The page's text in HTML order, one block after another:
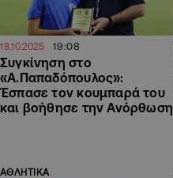
18.10.2025 19:08
Συγκίνηση στο
«Α.Παπαδόπουλος»:
Έσπασε τον κουμπαρά του
και βοήθησε την Ανόρθωση
ΑΘΛΗΤΙΚΑ